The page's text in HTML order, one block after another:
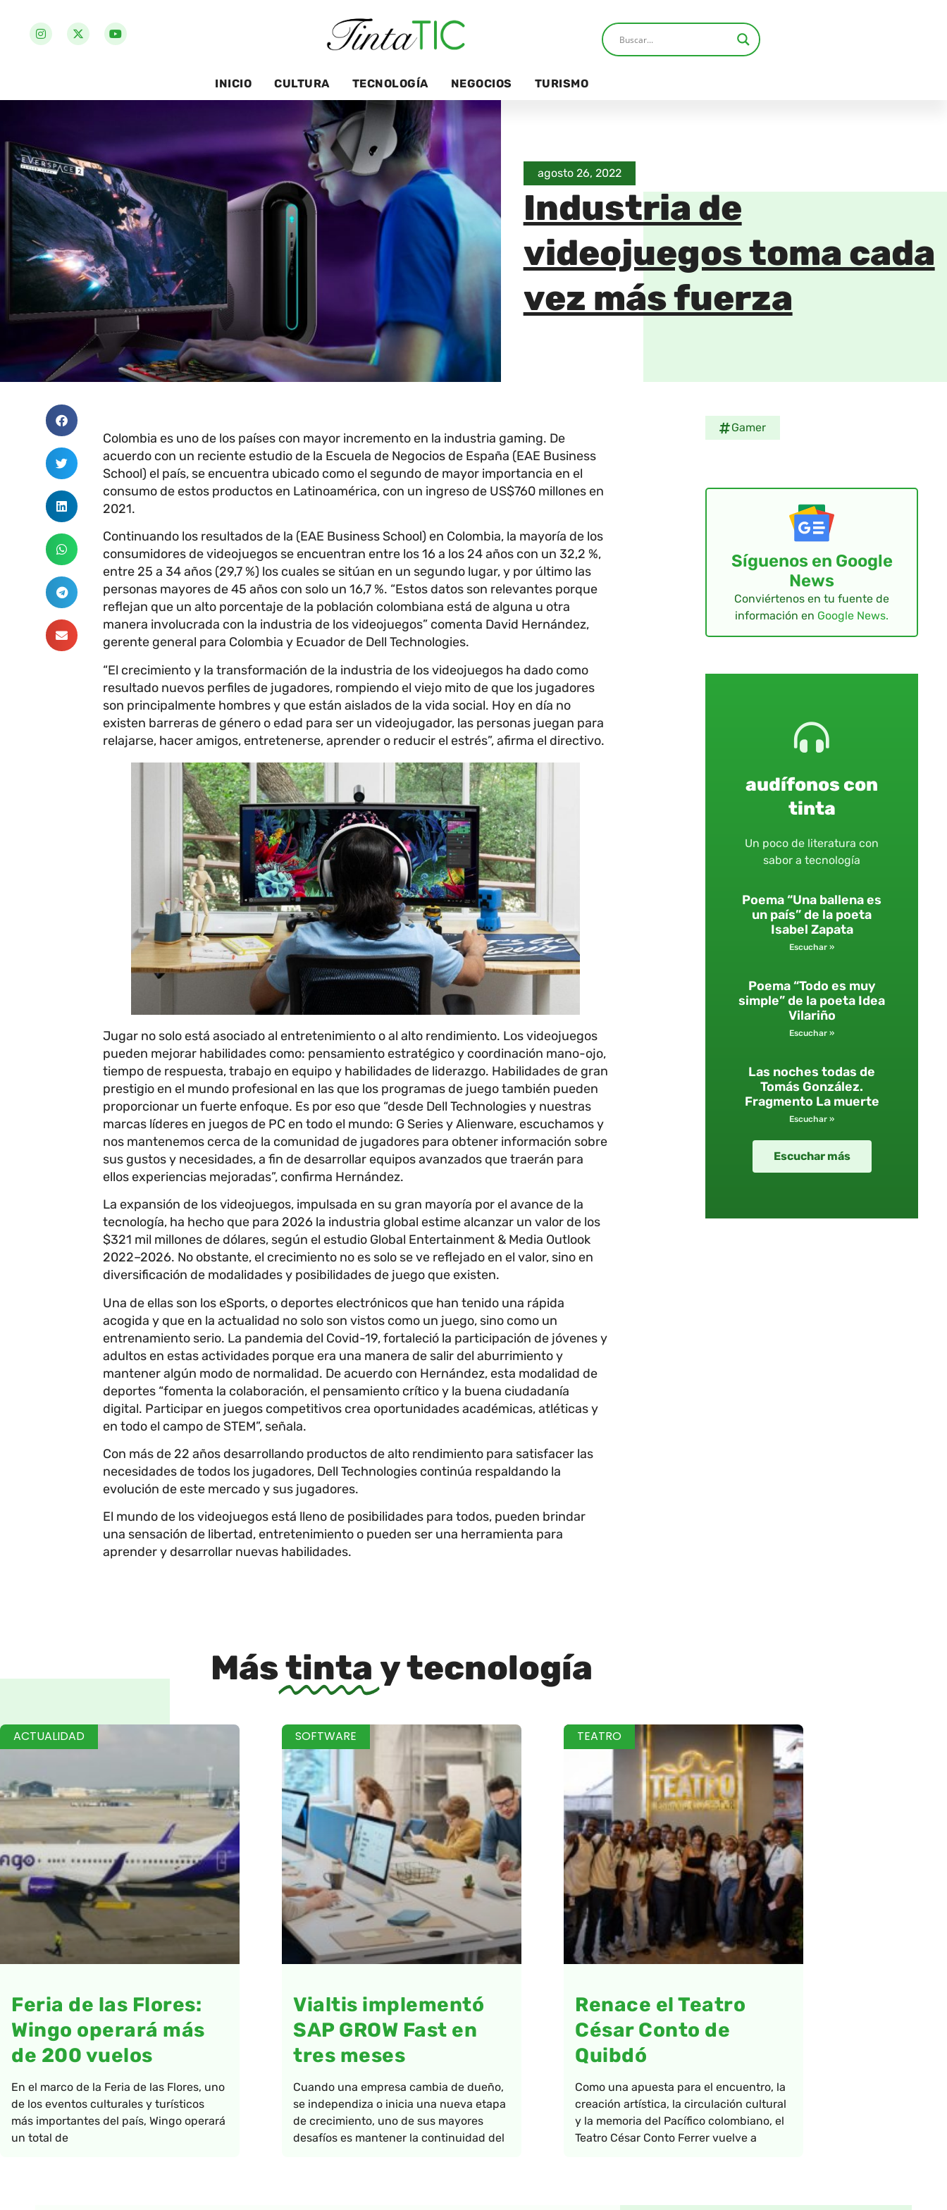
INICIO CULTURA TECNOLOGÍA NEGOCIOS TURISMO
agosto 26, 2022
Industria de
videojuegos toma cada
vez más fuerza
Colombia es uno de los países con mayor incremento en la industria gaming. De
acuerdo con un reciente estudio de la Escuela de Negocios de España (EAE Business
School) el país, se encuentra ubicado como el segundo de mayor importancia en el
consumo de estos productos en Latinoamérica, con un ingreso de US$760 millones en
2021.
Continuando los resultados de la (EAE Business School) en Colombia, la mayoría de los
consumidores de videojuegos se encuentran entre los 16 a los 24 años con un 32,2 %,
entre 25 a 34 años (29,7 %) los cuales se sitúan en un segundo lugar, y por último las
personas mayores de 45 años con solo un 16,7 %. “Estos datos son relevantes porque
reflejan que un alto porcentaje de la población colombiana está de alguna u otra
manera involucrada con la industria de los videojuegos” comenta David Hernández,
gerente general para Colombia y Ecuador de Dell Technologies.
“El crecimiento y la transformación de la industria de los videojuegos ha dado como
resultado nuevos perfiles de jugadores, rompiendo el viejo mito de que los jugadores
son principalmente hombres y que están aislados de la vida social. Hoy en día no
existen barreras de género o edad para ser un videojugador, las personas juegan para
relajarse, hacer amigos, entretenerse, aprender o reducir el estrés”, afirma el directivo.
Jugar no solo está asociado al entretenimiento o al alto rendimiento. Los videojuegos
pueden mejorar habilidades como: pensamiento estratégico y coordinación mano-ojo,
tiempo de respuesta, trabajo en equipo y habilidades de liderazgo. Habilidades de gran
prestigio en el mundo profesional en las que los programas de juego también pueden
proporcionar un fuerte enfoque. Es por eso que “desde Dell Technologies y nuestras
marcas líderes en juegos de PC en todo el mundo: G Series y Alienware, escuchamos y
nos mantenemos cerca de la comunidad de jugadores para obtener información sobre
sus gustos y necesidades, a fin de desarrollar equipos avanzados que traerán para
ellos experiencias mejoradas”, confirma Hernández.
La expansión de los videojuegos, impulsada en su gran mayoría por el avance de la
tecnología, ha hecho que para 2026 la industria global estime alcanzar un valor de los
$321 mil millones de dólares, según el estudio Global Entertainment & Media Outlook
2022–2026. No obstante, el crecimiento no es solo se ve reflejado en el valor, sino en
diversificación de modalidades y posibilidades de juego que existen.
Una de ellas son los eSports, o deportes electrónicos que han tenido una rápida
acogida y que en la actualidad no solo son vistos como un juego, sino como un
entrenamiento serio. La pandemia del Covid-19, fortaleció la participación de jóvenes y
adultos en estas actividades porque era una manera de salir del aburrimiento y
mantener algún modo de normalidad. De acuerdo con Hernández, esta modalidad de
deportes “fomenta la colaboración, el pensamiento crítico y la buena ciudadanía
digital. Participar en juegos competitivos crea oportunidades académicas, atléticas y
en todo el campo de STEM”, señala.
Con más de 22 años desarrollando productos de alto rendimiento para satisfacer las
necesidades de todos los jugadores, Dell Technologies continúa respaldando la
evolución de este mercado y sus jugadores.
El mundo de los videojuegos está lleno de posibilidades para todos, pueden brindar
una sensación de libertad, entretenimiento o pueden ser una herramienta para
aprender y desarrollar nuevas habilidades.
Gamer
Síguenos en Google
News
Conviértenos en tu fuente de
información en Google News.
audífonos con
tinta
Un poco de literatura con
sabor a tecnología
Poema “Una ballena es
un país” de la poeta
Isabel Zapata
Escuchar »
Poema “Todo es muy
simple” de la poeta Idea
Vilariño
Escuchar »
Las noches todas de
Tomás González.
Fragmento La muerte
Escuchar »
Escuchar más
Mástinta y tecnología
ACTUALIDAD
Feria de las Flores:
Wingo operará más
de 200 vuelos
En el marco de la Feria de las Flores, uno
de los eventos culturales y turísticos
más importantes del país, Wingo operará
un total de
SOFTWARE
Vialtis implementó
SAP GROW Fast en
tres meses
Cuando una empresa cambia de dueño,
se independiza o inicia una nueva etapa
de crecimiento, uno de sus mayores
desafíos es mantener la continuidad del
TEATRO
Renace el Teatro
César Conto de
Quibdó
Como una apuesta para el encuentro, la
creación artística, la circulación cultural
y la memoria del Pacífico colombiano, el
Teatro César Conto Ferrer vuelve a